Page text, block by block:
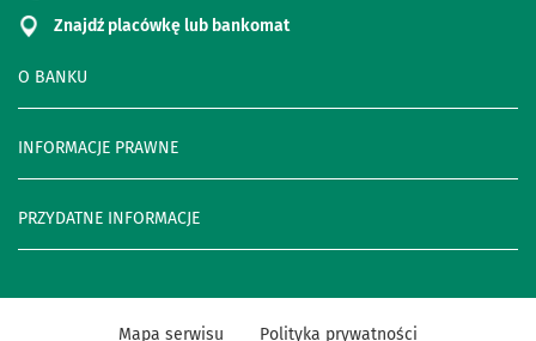
O BANKU
INFORMACJE PRAWNE
PRZYDATNE INFORMACJE
Znajdź placówkę lub bankomat
Mapa serwisu Polityka prywatności